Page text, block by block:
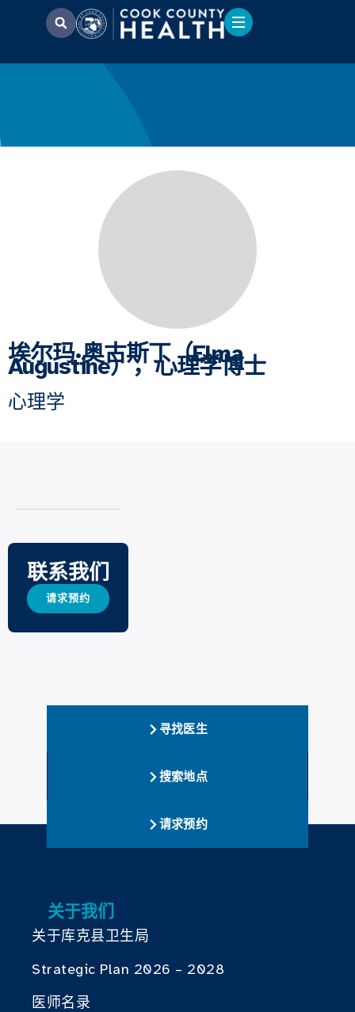
埃尔玛·奥古斯丁（Elma
Augustine），心理学博士
心理学
联系我们
请求预约
寻找医生
搜索地点
请求预约
关于我们
关于库克县卫生局
Strategic Plan 2026 – 2028
医师名录